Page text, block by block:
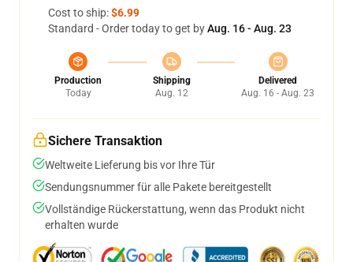
Cost to ship:$6.99
Standard - Order today to get byAug. 16 - Aug. 23
Production
Today
Shipping
Aug. 12
Delivered
Aug. 16 - Aug. 23
Sichere Transaktion
Weltweite Lieferung bis vor Ihre Tür
Sendungsnummer für alle Pakete bereitgestellt
Vollständige Rückerstattung, wenn das Produkt nicht
erhalten wurde